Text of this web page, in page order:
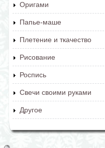
Оригами
Папье-маше
Плетение и ткачество
Рисование
Роспись
Свечи своими руками
Другое